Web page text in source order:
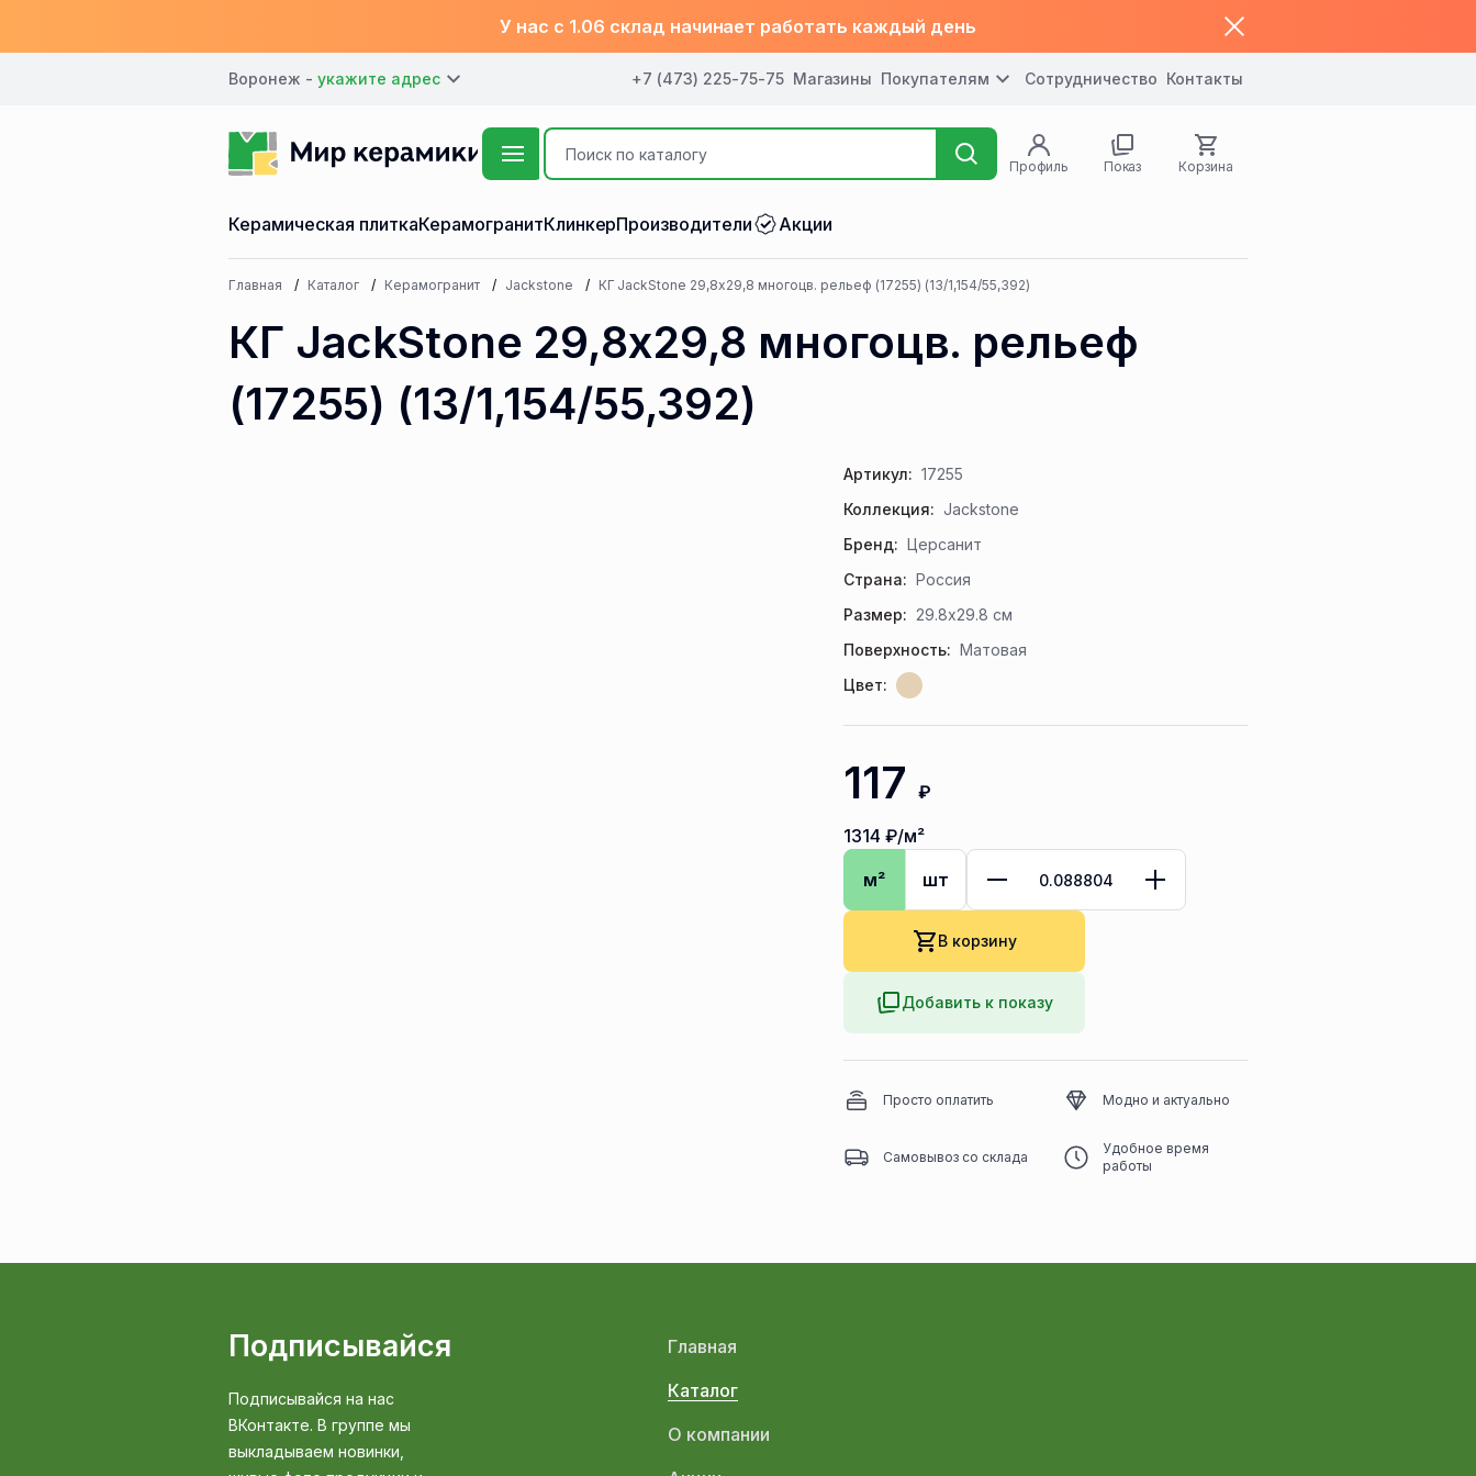
У нас с 1.06 склад начинает работать каждый день
Воронеж - +7 (473) 225-75-75 Магазины Покупателям Сотрудничество Контакты
Профиль Показ Корзина
Керамическая плиткаКерамогранитКлинкерПроизводители Акции
Главная Каталог Керамогранит Jackstone КГ JackStone 29,8х29,8 многоцв. рельеф (17255) (13/1,154/55,392)
КГ JackStone 29,8х29,8 многоцв. рельеф
(17255) (13/1,154/55,392)
Артикул: 17255
Коллекция: Jackstone
Бренд: Церсанит
Страна: Россия
Размер: 29.8x29.8 см
Поверхность: Матовая
Цвет:
117 ₽
1314 ₽/м²
м²
шт
В корзину
Добавить к показу
Просто оплатить Модно и актуально
Самовывоз со склада
Удобное время
работы
Подписывайся
Подписывайся на нас
ВКонтакте. В группе мы
выкладываем новинки,
Главная
Каталог
О компании